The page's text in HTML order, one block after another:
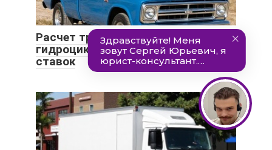
Расчет транспортного налога для
гидроциклов в Москве, таблица
ставок